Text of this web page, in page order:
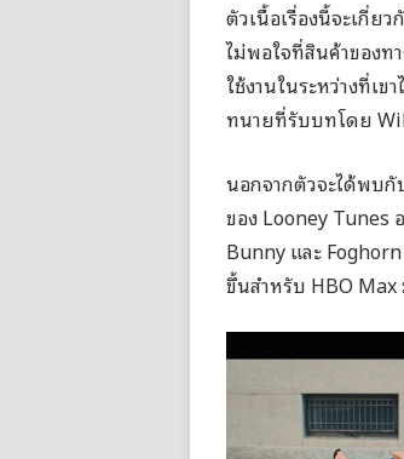
ตัวเนื้อเรื่องนี้จะเกี่ย
ไม่พอใจที่สินค้าของท
ใช้งานในระหว่างที่เข
ทนายที่รับบทโดย
นอกจากตัวจะได้พบกั
ของ Looney Tunes
Bunny และ
ขึ้นสำหรับ HBO Max